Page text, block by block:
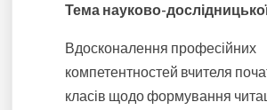
Тема науково-
Вдосконалення професійних
компетентностей вчителя
класів щодо формування